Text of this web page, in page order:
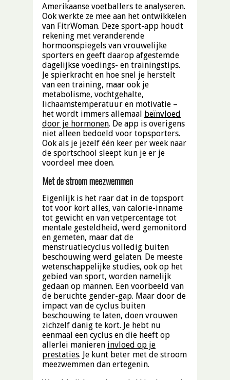
Amerikaanse voetballers te analyseren.
Ook werkte ze mee aan het ontwikkelen
van FitrWoman. Deze sport-app houdt
rekening met veranderende
hormoonspiegels van vrouwelijke
sporters en geeft daarop afgestemde
dagelijkse voedings- en trainingstips.
Je spierkracht en hoe snel je herstelt
van een training, maar ook je
metabolisme, vochtgehalte,
lichaamstemperatuur en motivatie –
het wordt immers allemaal beïnvloed
door je hormonen. De app is overigens
niet alleen bedoeld voor topsporters.
Ook als je jezelf één keer per week naar
de sportschool sleept kun je er je
voordeel mee doen.
Met de stroom meezwemmen
Eigenlijk is het raar dat in de topsport
tot voor kort alles, van calorie-inname
tot gewicht en van vetpercentage tot
mentale gesteldheid, werd gemonitord
en gemeten, maar dat de
menstruatiecyclus volledig buiten
beschouwing werd gelaten. De meeste
wetenschappelijke studies, ook op het
gebied van sport, worden namelijk
gedaan op mannen. Een voorbeeld van
de beruchte gender-gap. Maar door de
impact van de cyclus buiten
beschouwing te laten, doen vrouwen
zichzelf danig te kort. Je hebt nu
eenmaal een cyclus en die heeft op
allerlei manieren invloed op je
prestaties. Je kunt beter met de stroom
meezwemmen dan ertegenin.